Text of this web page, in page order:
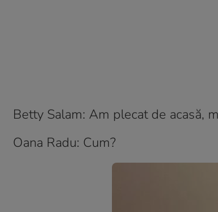
Betty Salam: Am plecat de acasă,
Oana Radu: Cum?